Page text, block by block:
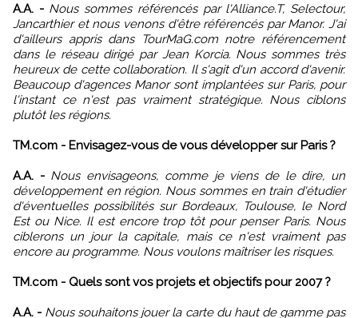
A.A. - Nous sommes référencés par l'Alliance.T, Selectour,
Jancarthier et nous venons d'être référencés par Manor. J'ai
d'ailleurs appris dans TourMaG.com notre référencement
dans le réseau dirigé par Jean Korcia. Nous sommes très
heureux de cette collaboration. Il s'agit d'un accord d'avenir.
Beaucoup d'agences Manor sont implantées sur Paris, pour
l'instant ce n'est pas vraiment stratégique. Nous ciblons
plutôt les régions.
TM.com - Envisagez-vous de vous développer sur Paris ?
A.A. - Nous envisageons, comme je viens de le dire, un
développement en région. Nous sommes en train d'étudier
d'éventuelles possibilités sur Bordeaux, Toulouse, le Nord
Est ou Nice. Il est encore trop tôt pour penser Paris. Nous
ciblerons un jour la capitale, mais ce n'est vraiment pas
encore au programme. Nous voulons maîtriser les risques.
TM.com - Quels sont vos projets et objectifs pour 2007 ?
A.A. - Nous souhaitons jouer la carte du haut de gamme pas